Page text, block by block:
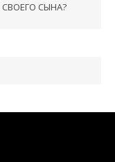
СВОЕГО СЫНА?